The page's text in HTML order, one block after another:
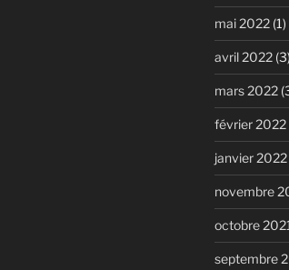
mai 2022(1)
avril 2022(3)
mars 2022
février 2022
janvier 2022
novembre
octobre
septembre